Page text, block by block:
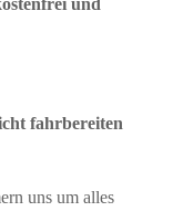
und
fahrbereiten
uns um alles